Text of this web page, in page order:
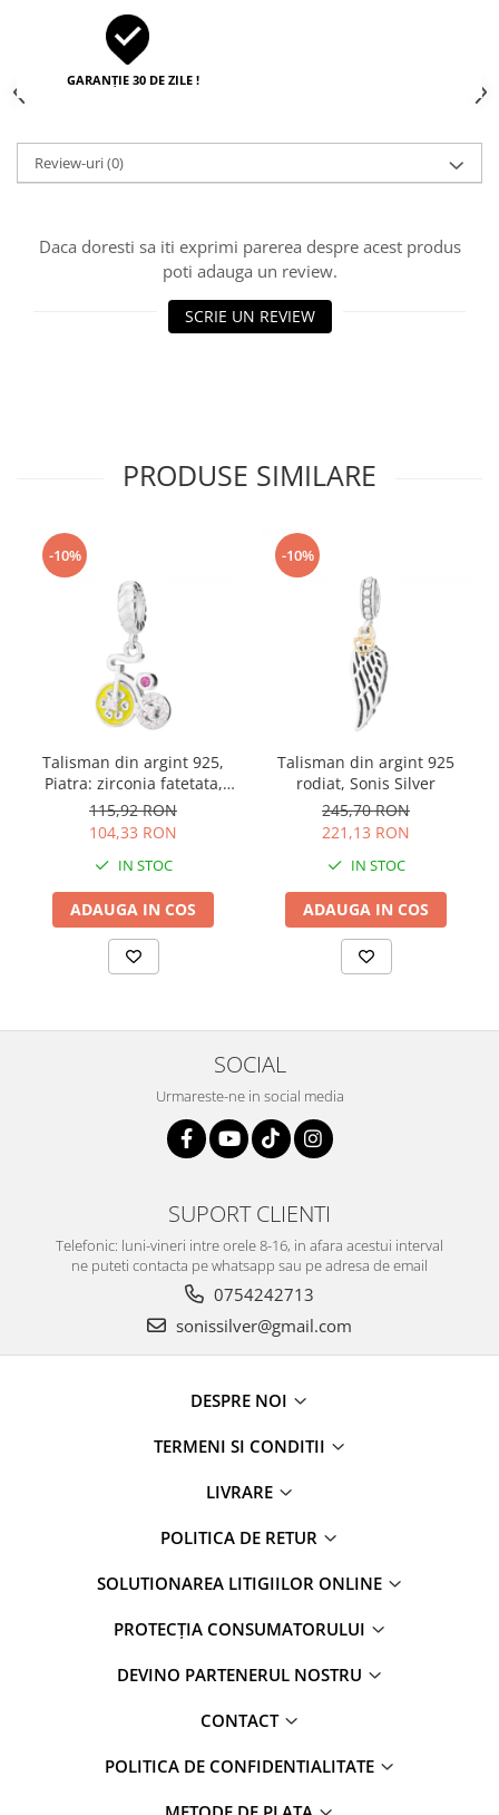
GARANȚIE 30 DE ZILE !
Review-uri(0)
Daca doresti sa iti exprimi parerea despre acest produs
poti adauga un review.
SCRIE UN REVIEW
PRODUSE SIMILARE
-10%
Talisman din argint 925,
Piatra: zirconia fatetata,
cubic zirconia si email,
Culoare: multicolor, Sonis
Silver
115,92 RON
104,33 RON
IN STOC
ADAUGA IN COS
-10%
Talisman din argint 925
rodiat, Sonis Silver
245,70 RON
221,13 RON
IN STOC
ADAUGA IN COS
SOCIAL
Urmareste-ne in social media
SUPORT CLIENTI
Telefonic: luni-vineri intre orele 8-16, in afara acestui interval
ne puteti contacta pe whatsapp sau pe adresa de email
0754242713
sonissilver@gmail.com
DESPRE NOI
TERMENI SI CONDITII
LIVRARE
POLITICA DE RETUR
SOLUTIONAREA LITIGIILOR ONLINE
PROTECȚIA CONSUMATORULUI
DEVINO PARTENERUL NOSTRU
CONTACT
POLITICA DE CONFIDENTIALITATE